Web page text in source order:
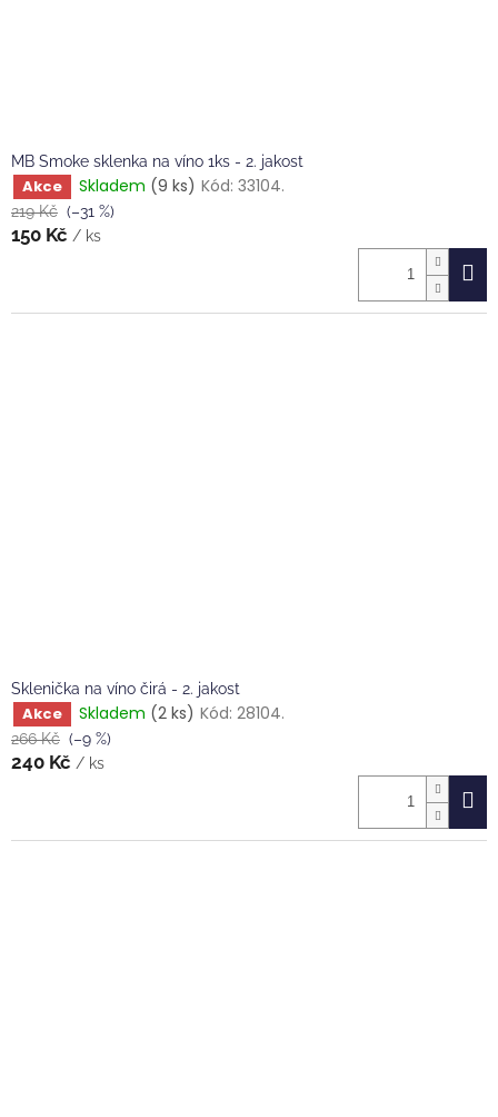
MB Smoke sklenka na víno 1ks - 2. jakost
Akce Skladem (9 ks) Kód: 33104.
219 Kč (–31 %)
150 Kč / ks
Sklenička na víno čirá - 2. jakost
Akce Skladem (2 ks) Kód: 28104.
266 Kč (–9 %)
240 Kč / ks